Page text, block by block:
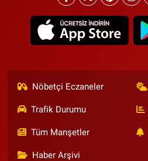
Nöbetçi Eczaneler
Trafik Durumu
Tüm Manşetler
Haber Arşivi